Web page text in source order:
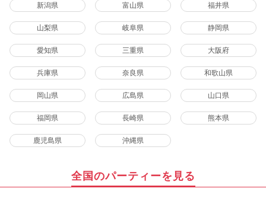
新潟県 富山県 福井県
山梨県 岐阜県 静岡県
愛知県 三重県 大阪府
兵庫県 奈良県 和歌山県
岡山県 広島県 山口県
福岡県 長崎県 熊本県
鹿児島県 沖縄県
全国のパーティーを見る